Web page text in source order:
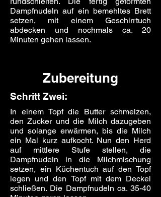
Dampfnudeln auf ein bemehltes Brett
setzen, mit einem Geschirrtuch
abdecken und nochmals ca. 20
Minuten gehen lassen.
Zubereitung
Schritt Zwei:
In einem Topf die Butter schmelzen,
den Zucker und die Milch dazugeben
und solange erwärmen, bis die Milch
ein Mal kurz aufkocht. Nun den Herd
auf mittlere Stufe stellen, die
Dampfnudeln in die Milchmischung
setzen, ein Küchentuch auf den Topf
legen und den Topf mit dem Deckel
schließen. Die Dampfnudeln ca. 35-40